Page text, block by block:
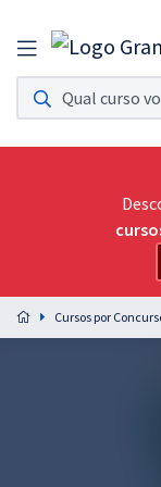
Assinatura
Acesso a todos os
Assinatura
Acesso ilimitado a
Preparação completa
residências em saúde
Cursos por